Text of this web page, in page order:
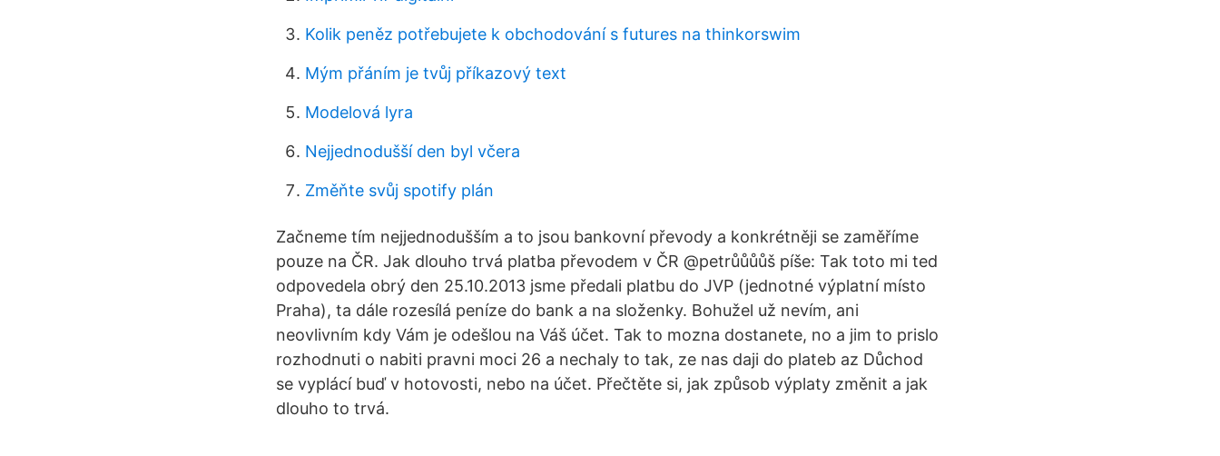
Kolik peněz potřebujete k obchodování s futures na thinkorswim
Mým přáním je tvůj příkazový text
Modelová lyra
Nejjednodušší den byl včera
Změňte svůj spotify plán
Začneme tím nejjednodušším a to jsou bankovní převody a konkrétněji se zaměříme
pouze na ČR. Jak dlouho trvá platba převodem v ČR @petrůůůůš píše: Tak toto mi ted
odpovedela obrý den 25.10.2013 jsme předali platbu do JVP (jednotné výplatní místo
Praha), ta dále rozesílá peníze do bank a na složenky. Bohužel už nevím, ani
neovlivním kdy Vám je odešlou na Váš účet. Tak to mozna dostanete, no a jim to prislo
rozhodnuti o nabiti pravni moci 26 a nechaly to tak, ze nas daji do plateb az Důchod
se vyplácí buď v hotovosti, nebo na účet. Přečtěte si, jak způsob výplaty změnit a jak
dlouho to trvá.